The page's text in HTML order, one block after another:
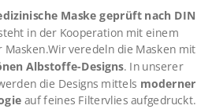
Maske geprüft nach DIN
in der Kooperation mit einem
veredeln die Masken mit
Albstoffe-Designs. In unserer
die Designs mittels moderner
auf feines Filtervlies aufgedruckt.